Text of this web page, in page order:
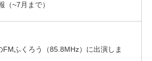
（~7月まで）
FMふくろう（85.8MHz）に出演しま